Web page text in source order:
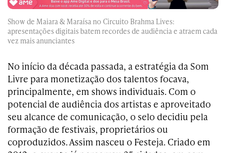
Show de Maiara & Maraísa no Circuito Brahma Lives:
apresentações digitais batem recordes de audiência e atraem cada
vez mais anunciantes
No início da década passada, a estratégia da Som
Livre para monetização dos talentos focava,
principalmente, em ­shows individuais. Com o
potencial de audiência dos artistas e aproveitado
seu alcance de comunicação, o selo decidiu pela
formação de festivais, proprietários ou
coproduzidos. Assim nasceu o Festeja. Criado em